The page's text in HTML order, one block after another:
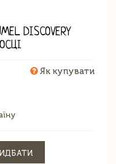
DISCOVERY
Як купувати